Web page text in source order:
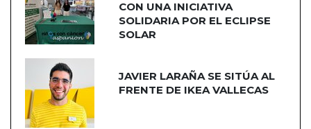
CON UNA INICIATIVA
SOLIDARIA POR EL ECLIPSE
SOLAR
JAVIER LARAÑA SE SITÚA AL
FRENTE DE IKEA VALLECAS